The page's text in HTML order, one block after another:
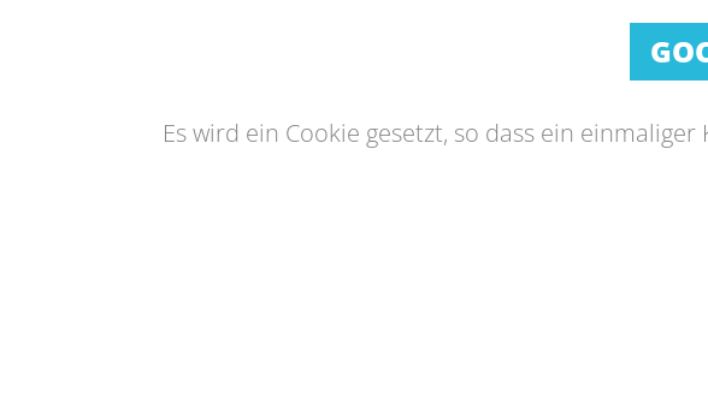
Es wird ein Cookie gesetzt, so dass ein